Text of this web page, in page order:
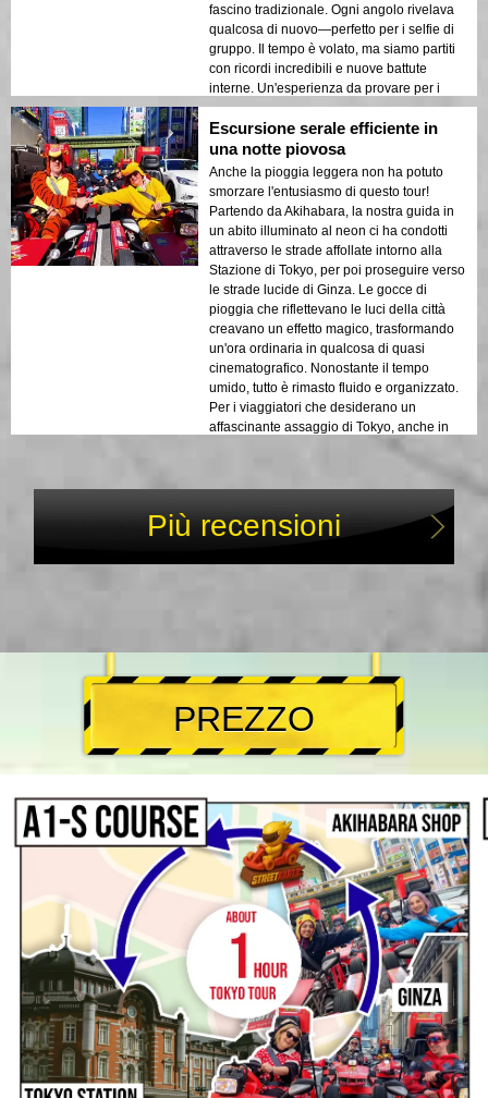
fascino tradizionale. Ogni angolo rivelava
qualcosa di nuovo—perfetto per i selfie di
gruppo. Il tempo è volato, ma siamo partiti
con ricordi incredibili e nuove battute
interne. Un'esperienza da provare per i
gruppi di amici amanti del divertimento!
Escursione serale efficiente in
una notte piovosa
Anche la pioggia leggera non ha potuto
smorzare l'entusiasmo di questo tour!
Partendo da Akihabara, la nostra guida in
un abito illuminato al neon ci ha condotti
attraverso le strade affollate intorno alla
Stazione di Tokyo, per poi proseguire verso
le strade lucide di Ginza. Le gocce di
pioggia che riflettevano le luci della città
creavano un effetto magico, trasformando
un'ora ordinaria in qualcosa di quasi
cinematografico. Nonostante il tempo
umido, tutto è rimasto fluido e organizzato.
Per i viaggiatori che desiderano un
affascinante assaggio di Tokyo, anche in
Più recensioni
PREZZO